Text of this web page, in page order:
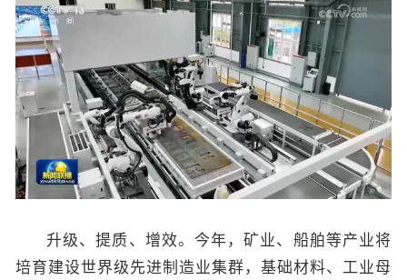
升级、提质、增效。今年，矿业、船舶等产业将
培育建设世界级先进制造业集群，基础材料、工业母